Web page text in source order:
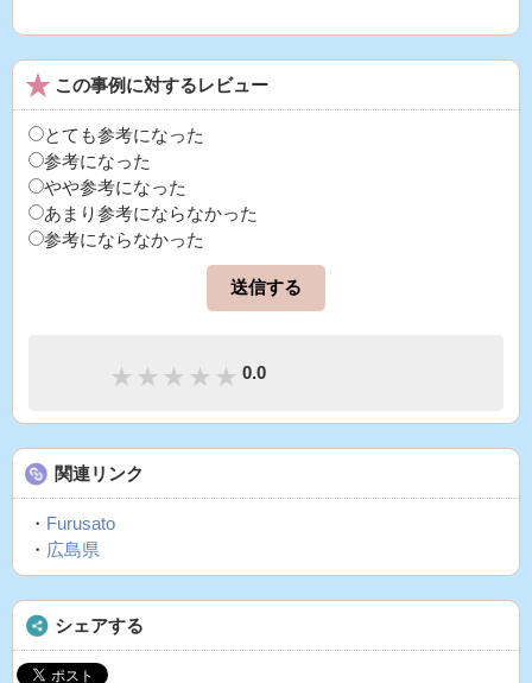
この事例に対するレビュー
とても参考になった
参考になった
やや参考になった
あまり参考にならなかった
参考にならなかった
0.0
関連リンク
・ Furusato
・ 広島県
シェアする